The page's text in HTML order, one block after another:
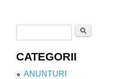
Search form
CATEGORII
ANUNTURI